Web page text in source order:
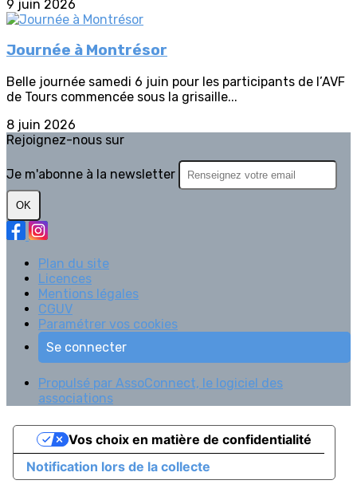
9 juin 2026
Journée à Montrésor
Belle journée samedi 6 juin pour les participants de l’AVF
de Tours commencée sous la grisaille...
8 juin 2026
Rejoignez-nous sur
Je m'abonne à la newsletter
OK
Plan du site
Licences
Mentions légales
CGUV
Paramétrer vos cookies
Se connecter
Propulsé par AssoConnect, le logiciel des
associations
Notification lors de la collecte
Vos choix en matière de confidentialité